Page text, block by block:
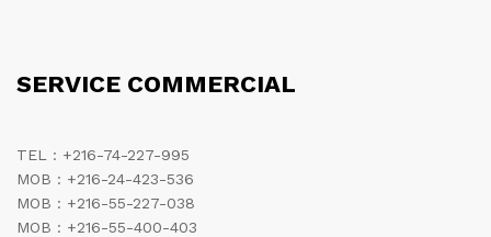
SERVICE COMMERCIAL
TEL : +216-74-227-995
MOB : +216-24-423-536
MOB : +216-55-227-038
MOB : +216-55-400-403